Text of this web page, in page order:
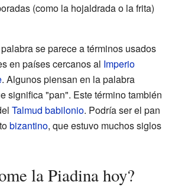
(como la hojaldrada o la frita)
se parece a términos usados
en países cercanos al Imperio
. Algunos piensan en la palabra
significa "pan". Este término también
Talmud babilonio. Podría ser el pan
bizantino, que estuvo muchos siglos
la Piadina hoy?